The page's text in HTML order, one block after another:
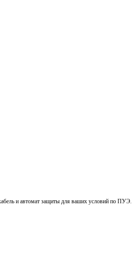
и автомат защиты для ваших условий по ПУЭ.